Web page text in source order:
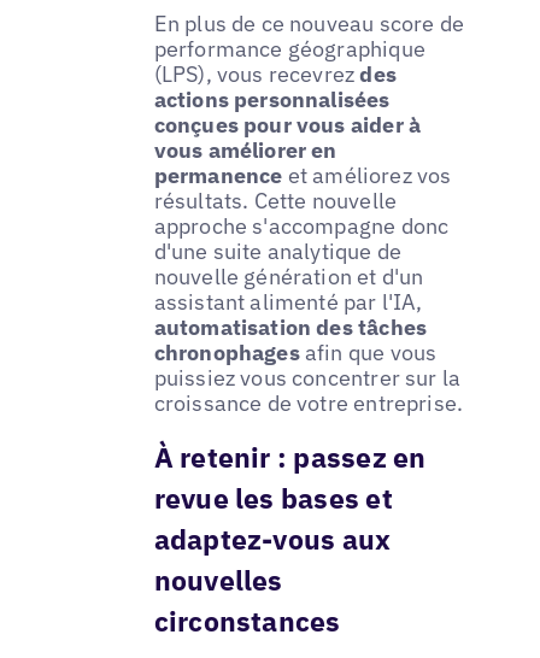
En plus de ce nouveau score de
performance géographique
(LPS), vous recevrezdes
actions personnalisées
conçues pour vous aider à
vous améliorer en
permanence et améliorez vos
résultats. Cette nouvelle
approche s'accompagne donc
d'une suite analytique de
nouvelle génération et d'un
assistant alimenté par l'IA,
automatisation des tâches
chronophagesafin que vous
puissiez vous concentrer sur la
croissance de votre entreprise.
À retenir : passez en
revue les bases et
adaptez-vous aux
nouvelles
circonstances